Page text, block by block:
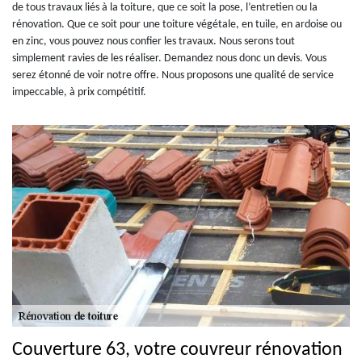
de tous travaux liés à la toiture, que ce soit la pose, l’entretien ou la
rénovation. Que ce soit pour une toiture végétale, en tuile, en ardoise ou
en zinc, vous pouvez nous confier les travaux. Nous serons tout
simplement ravies de les réaliser. Demandez nous donc un devis. Vous
serez étonné de voir notre offre. Nous proposons une qualité de service
impeccable, à prix compétitif.
Couverture 63, votre couvreur rénovation